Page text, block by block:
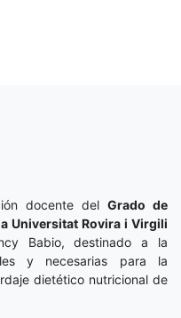
docente delGrado de
Universitat Rovira i Virgili
Babio, destinado a la
y necesarias para la
dietético nutricional de